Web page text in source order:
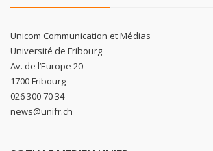
Unicom Communication et Médias
Université de Fribourg
Av. de l’Europe 20
1700 Fribourg
026 300 70 34
news@unifr.ch